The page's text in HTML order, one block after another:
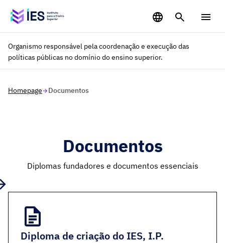
Saltar para o conteúdo principal
Organismo responsável pela coordenação e execução das
políticas públicas no domínio do ensino superior.
Homepage Documentos
Documentos
Diplomas fundadores e documentos essenciais
Diploma de criação do IES, I.P.